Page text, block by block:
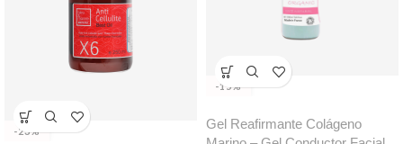
-23%
-15%
Gel Reafirmante Colágeno